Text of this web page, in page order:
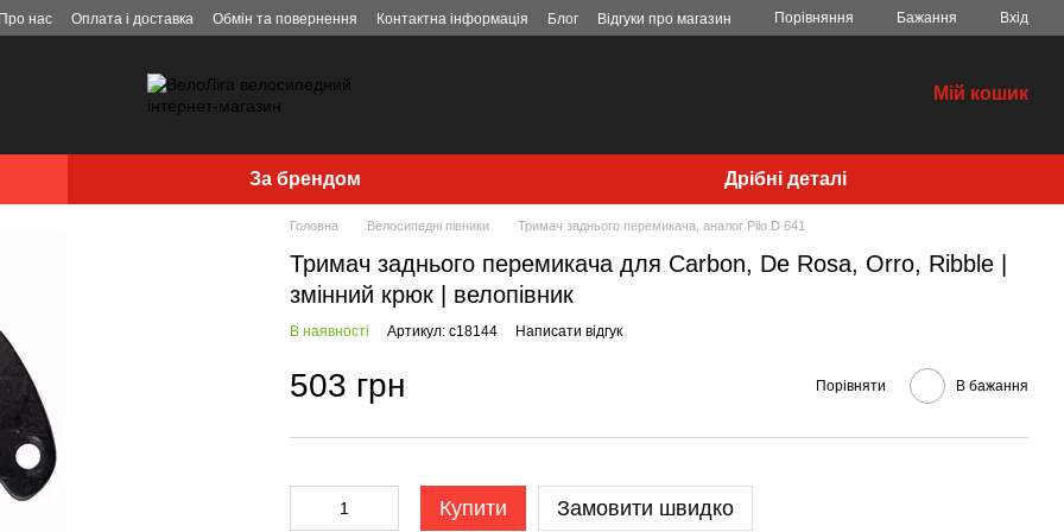
Про нас Оплата і доставка Обмін та повернення Контактна інформація Блог Відгуки про магазин Порівняння Бажання Вхід
Мій кошик
За брендом Дрібні деталі
Головна Велосипедні півники Тримач заднього перемикача, аналог Pilo D 641
Тримач заднього перемикача для Carbon, De Rosa, Orro, Ribble |
змінний крюк | велопівник
В наявності Артикул: c18144 Написати відгук
503 грн Порівняти В бажання
Купити Замовити швидко